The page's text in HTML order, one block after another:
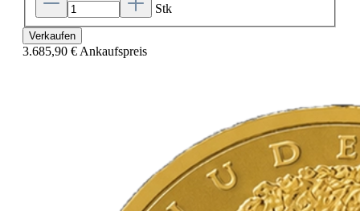
Stk
Verkaufen
3.685,90 € Ankaufspreis